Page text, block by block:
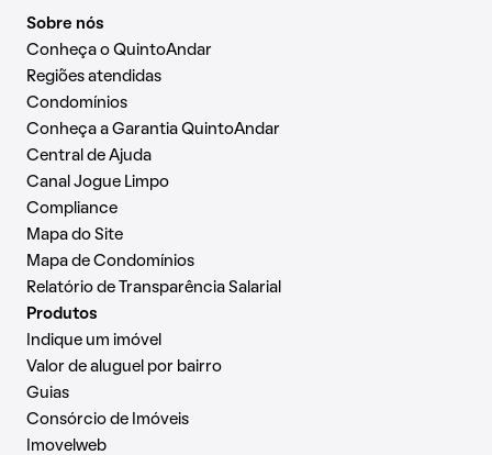
Sobre nós
Conheça o QuintoAndar
Regiões atendidas
Condomínios
Conheça a Garantia QuintoAndar
Central de Ajuda
Canal Jogue Limpo
Compliance
Mapa do Site
Mapa de Condomínios
Relatório de Transparência Salarial
Produtos
Indique um imóvel
Valor de aluguel por bairro
Guias
Consórcio de Imóveis
Imovelweb